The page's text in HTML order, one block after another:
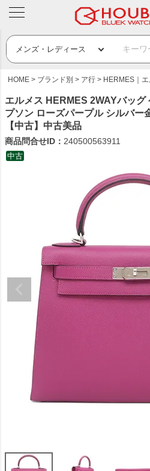
HOME ブランド別 ア行 HERMES｜
エルメス HERMES 2WAYバッグ
プソン ローズパープル シルバー
【中古】中古美品
商品問合せID： 240500563911
中古